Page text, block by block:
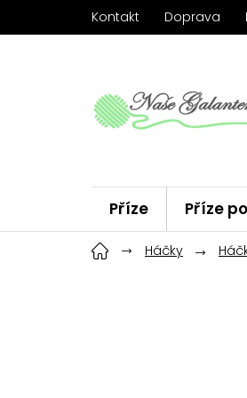
Kontakt Doprava
Příze Příze
HáčkyHáčky